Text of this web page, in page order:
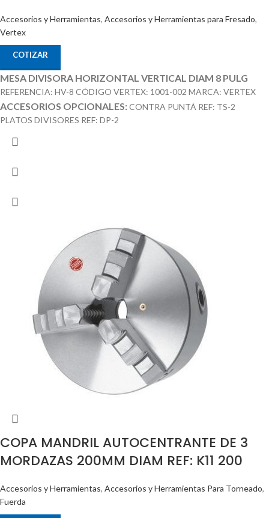
Accesorios y Herramientas, Accesorios y Herramientas para Fresado,
Vertex
COTIZAR
MESA DIVISORA HORIZONTAL VERTICAL DIAM 8 PULG
REFERENCIA: HV-8 CÓDIGO VERTEX: 1001-002 MARCA: VERTEX
ACCESORIOS OPCIONALES:CONTRA PUNTÁ REF: TS-2
PLATOS DIVISORES REF: DP-2
COPA MANDRIL AUTOCENTRANTE DE 3
MORDAZAS 200MM DIAM REF: K11 200
Accesorios y Herramientas, Accesorios y Herramientas Para Torneado,
Fuerda